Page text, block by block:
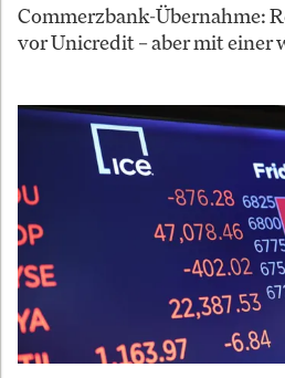
Commerzbank-Übernahme:
vor Unicredit – aber mit einer